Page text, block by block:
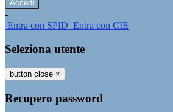
-
Entra con SPID Entra con CIE
Seleziona utente
button close ×
Recupero password